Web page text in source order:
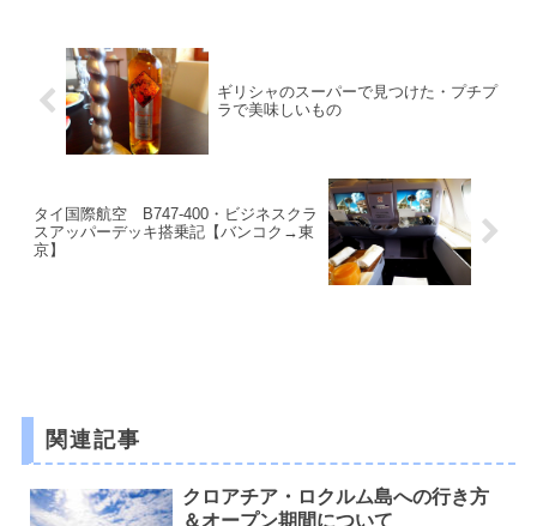
ギリシャのスーパーで見つけた・プチプ
ラで美味しいもの
タイ国際航空 B747-400・ビジネスクラ
スアッパーデッキ搭乗記【バンコク→東
京】
関連記事
クロアチア・ロクルム島への行き方
＆オープン期間について